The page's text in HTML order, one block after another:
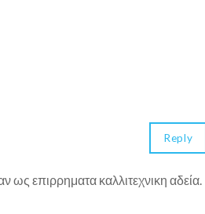
ως επιρρηματα καλλιτεχνικη αδεία.
Reply